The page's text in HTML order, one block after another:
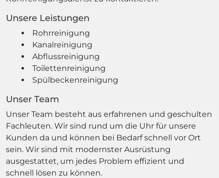
Unsere Leistungen
Rohrreinigung
Kanalreinigung
Abflussreinigung
Toilettenreinigung
Spülbeckenreinigung
Unser Team
Unser Team besteht aus erfahrenen und geschulten
Fachleuten. Wir sind rund um die Uhr für unsere
Kunden da und können bei Bedarf schnell vor Ort
sein. Wir sind mit modernster Ausrüstung
ausgestattet, um jedes Problem effizient und
schnell lösen zu können.